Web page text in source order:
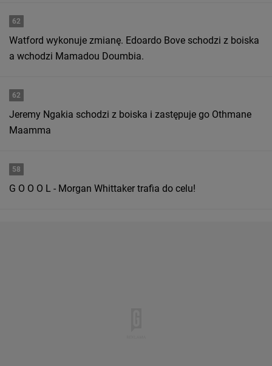
62
Watford wykonuje zmianę. Edoardo Bove schodzi z boiska
a wchodzi Mamadou Doumbia.
62
Jeremy Ngakia schodzi z boiska i zastępuje go Othmane
Maamma
58
G O O O L - Morgan Whittaker trafia do celu!